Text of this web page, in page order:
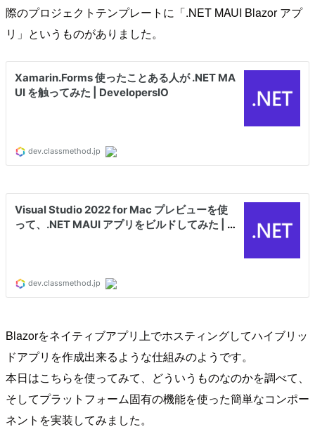
際のプロジェクトテンプレートに「.NET MAUI Blazor アプ
リ」というものがありました。
Blazorをネイティブアプリ上でホスティングしてハイブリッ
ドアプリを作成出来るような仕組みのようです。
本日はこちらを使ってみて、どういうものなのかを調べて、
そしてプラットフォーム固有の機能を使った簡単なコンポー
ネントを実装してみました。